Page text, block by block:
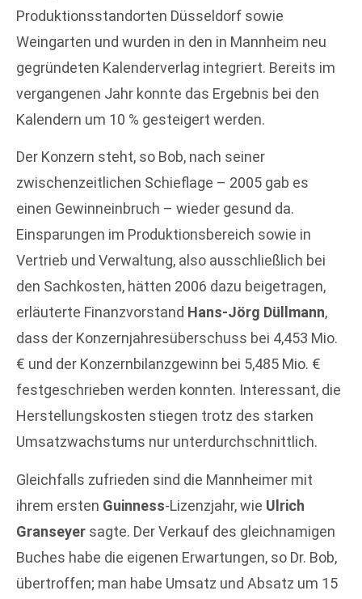
Produktionsstandorten Düsseldorf sowie
Weingarten und wurden in den in Mannheim neu
gegründeten Kalenderverlag integriert. Bereits im
vergangenen Jahr konnte das Ergebnis bei den
Kalendern um 10 % gesteigert werden.
Der Konzern steht, so Bob, nach seiner
zwischenzeitlichen Schieflage – 2005 gab es
einen Gewinneinbruch – wieder gesund da.
Einsparungen im Produktionsbereich sowie in
Vertrieb und Verwaltung, also ausschließlich bei
den Sachkosten, hätten 2006 dazu beigetragen,
erläuterte Finanzvorstand Hans-Jörg Düllmann,
dass der Konzernjahresüberschuss bei 4,453 Mio.
€ und der Konzernbilanzgewinn bei 5,485 Mio. €
festgeschrieben werden konnten. Interessant, die
Herstellungskosten stiegen trotz des starken
Umsatzwachstums nur unterdurchschnittlich.
Gleichfalls zufrieden sind die Mannheimer mit
ihrem ersten Guinness-Lizenzjahr, wie Ulrich
Granseyer sagte. Der Verkauf des gleichnamigen
Buches habe die eigenen Erwartungen, so Dr. Bob,
übertroffen; man habe Umsatz und Absatz um 15